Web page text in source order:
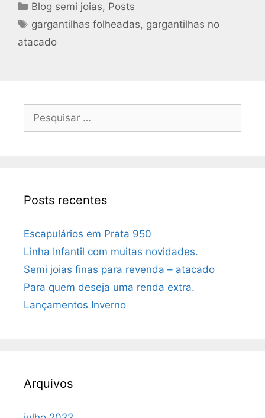
Blog semi joias, Posts
gargantilhas folheadas, gargantilhas no
atacado
Posts recentes
Escapulários em Prata 950
Linha Infantil com muitas novidades.
Semi joias finas para revenda – atacado
Para quem deseja uma renda extra.
Lançamentos Inverno
Arquivos